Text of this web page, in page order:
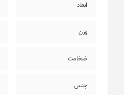
ابعاد
وزن
ضخامت
جنس